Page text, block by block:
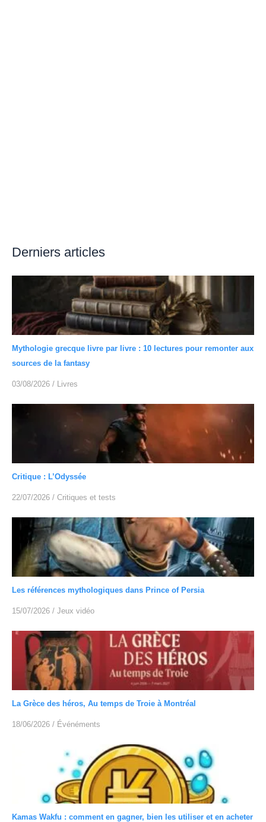
Derniers articles
Mythologie grecque livre par livre : 10 lectures pour remonter aux
sources de la fantasy
03/08/2026 / Livres
Critique : L’Odyssée
22/07/2026 / Critiques et tests
Les références mythologiques dans Prince of Persia
15/07/2026 / Jeux vidéo
La Grèce des héros, Au temps de Troie à Montréal
18/06/2026 / Événéments
Kamas Wakfu : comment en gagner, bien les utiliser et en acheter